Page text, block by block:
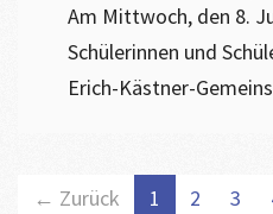
Am Mittwoch, den 8.
Schülerinnen und
Erich-Kästner-
← Zurück 1 2 3